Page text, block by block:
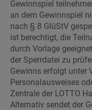
Gewinnspiel
an dem Gewinnspiel
nach § 8 GlüStV
ist berechtigt, die
durch Vorlage
der Sperrdatei zu
Gewinns erfolgt unter
Personalausweises
Zentrale der LOTTO
Alternativ sendet der